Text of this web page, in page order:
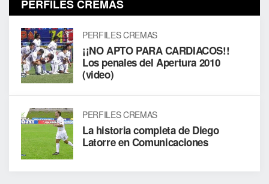
PERFILES CREMAS
PERFILES CREMAS
¡¡NO APTO PARA CARDIACOS!!
Los penales del Apertura 2010
(video)
PERFILES CREMAS
La historia completa de Diego
Latorre en Comunicaciones